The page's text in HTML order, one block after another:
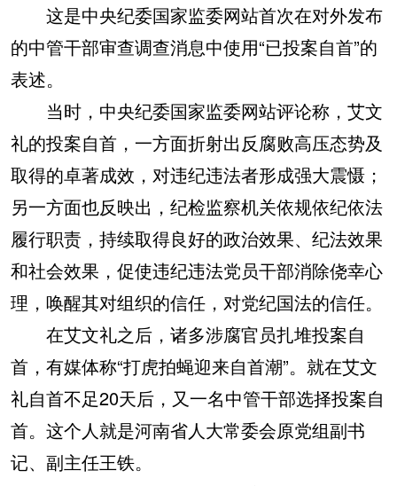
这是中央纪委国家监委网站首次在对外发布
的中管干部审查调查消息中使用“已投案自首”的
表述。
当时，中央纪委国家监委网站评论称，艾文
礼的投案自首，一方面折射出反腐败高压态势及
取得的卓著成效，对违纪违法者形成强大震慑；
另一方面也反映出，纪检监察机关依规依纪依法
履行职责，持续取得良好的政治效果、纪法效果
和社会效果，促使违纪违法党员干部消除侥幸心
理，唤醒其对组织的信任，对党纪国法的信任。
在艾文礼之后，诸多涉腐官员扎堆投案自
首，有媒体称“打虎拍蝇迎来自首潮”。就在艾文
礼自首不足20天后，又一名中管干部选择投案自
首。这个人就是河南省人大常委会原党组副书
记、副主任王铁。